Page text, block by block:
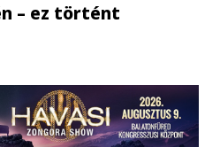
– ez történt